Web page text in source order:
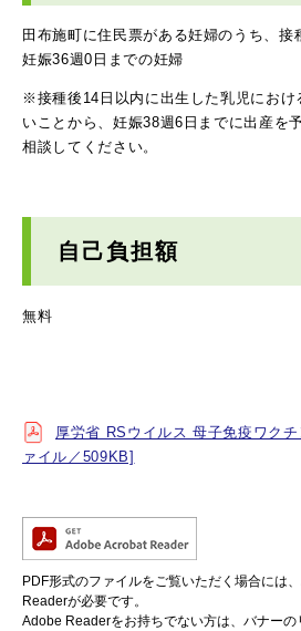
田布施町に住民票がある妊婦のうち、接
妊娠36週0日までの妊婦
※接種後14日以内に出生した乳児におけ
いことから、妊娠38週6日までに出産を
相談してください。
自己負担額
無料
厚労省 RSウイルス 母子免疫ワク
ァイル／509KB]
PDF形式のファイルをご覧いただく場合には
Readerが必要です。
Adobe Readerをお持ちでない方は、バナーの